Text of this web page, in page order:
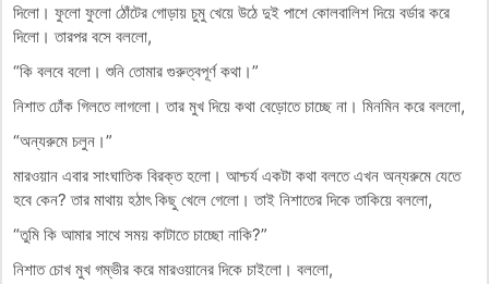
দিলো। ফুলো ফুলো ঠোঁটের গোড়ায় চুমু খেয়ে উঠে দুই পাশে কোলবালিশ দিয়ে বর্ডার করে
দিলো। তারপর বসে বললো,
“কি বলবে বলো। শুনি তোমার গুরুত্বপূর্ণ কথা।”
নিশাত ঢোঁক গিলতে লাগলো। তার মুখ দিয়ে কথা বেড়োতে চাচ্ছে না। মিনমিন করে বললো,
“অন্যরুমে চলুন।”
মারওয়ান এবার সাংঘাতিক বিরক্ত হলো। আশ্চর্য একটা কথা বলতে এখন অন্যরুমে যেতে
হবে কেন? তার মাথায় হঠাৎ কিছু খেলে গেলো। তাই নিশাতের দিকে তাকিয়ে বললো,
“তুমি কি আমার সাথে সময় কাটাতে চাচ্ছো নাকি?”
নিশাত চোখ মুখ গম্ভীর করে মারওয়ানের দিকে চাইলো। বললো,